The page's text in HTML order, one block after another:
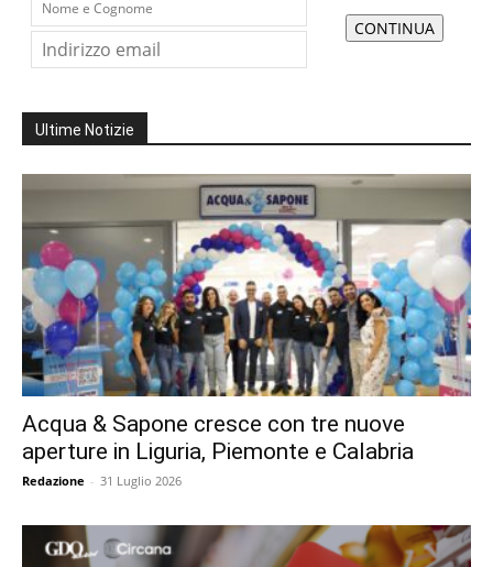
Ultime Notizie
Acqua & Sapone cresce con tre nuove
aperture in Liguria, Piemonte e Calabria
Redazione - 31 Luglio 2026